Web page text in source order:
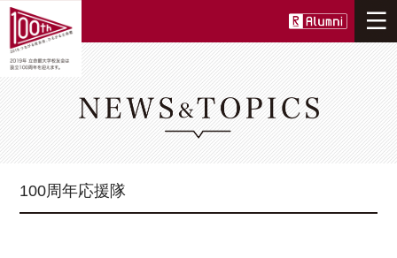
100周年応援隊
ニュース
100周年事業について
つながる